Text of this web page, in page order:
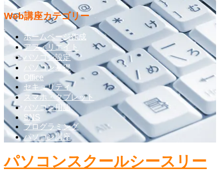
Web講座カテゴリー
ホームページ作成
アフィリエイト
パソコン設定
パソコン基礎
Office
セキュリティ
スマホ・タブレット
パソコン用語
SNS
プログラミング
パソコン講座
パソコンスクールシースリー